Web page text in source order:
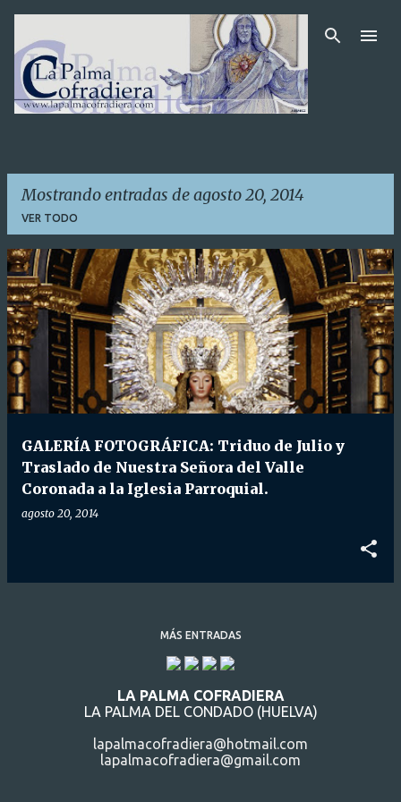
Ir al contenido principal
Mostrando entradas de agosto 20, 2014
VER TODO
E
n
t
r
a
d
GALERÍA FOTOGRÁFICA: Triduo de Julio y
Traslado de Nuestra Señora del Valle
Coronada a la Iglesia Parroquial.
agosto 20, 2014
MÁS ENTRADAS
LA PALMA COFRADIERA
LA PALMA DEL CONDADO (HUELVA)
lapalmacofradiera@hotmail.com
lapalmacofradiera@gmail.com